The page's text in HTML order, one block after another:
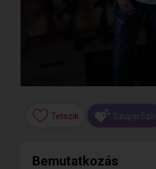
Tetszik SzuperSzív
Bemutatkozás